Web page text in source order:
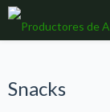
Snacks